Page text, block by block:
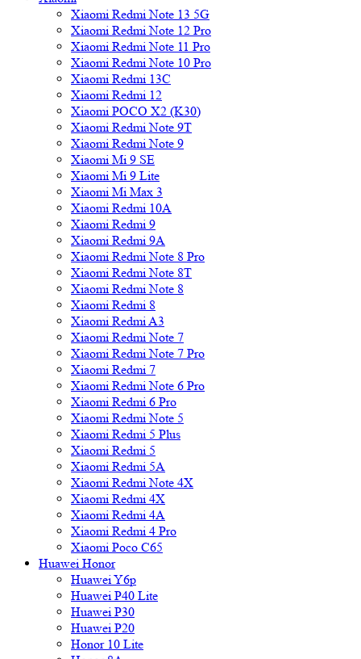
Xiaomi Redmi Note 13 5G
Xiaomi Redmi Note 12 Pro
Xiaomi Redmi Note 11 Pro
Xiaomi Redmi Note 10 Pro
Xiaomi Redmi 13C
Xiaomi Redmi 12
Xiaomi POCO X2 (K30)
Xiaomi Redmi Note 9T
Xiaomi Redmi Note 9
Xiaomi Mi 9 SE
Xiaomi Mi 9 Lite
Xiaomi Mi Max 3
Xiaomi Redmi 10A
Xiaomi Redmi 9
Xiaomi Redmi 9A
Xiaomi Redmi Note 8 Pro
Xiaomi Redmi Note 8T
Xiaomi Redmi Note 8
Xiaomi Redmi 8
Xiaomi Redmi A3
Xiaomi Redmi Note 7
Xiaomi Redmi Note 7 Pro
Xiaomi Redmi 7
Xiaomi Redmi Note 6 Pro
Xiaomi Redmi 6 Pro
Xiaomi Redmi Note 5
Xiaomi Redmi 5 Plus
Xiaomi Redmi 5
Xiaomi Redmi 5A
Xiaomi Redmi Note 4X
Xiaomi Redmi 4X
Xiaomi Redmi 4A
Xiaomi Redmi 4 Pro
Xiaomi Poco C65
Huawei Honor
Huawei Y6p
Huawei P40 Lite
Huawei P30
Huawei P20
Honor 10 Lite